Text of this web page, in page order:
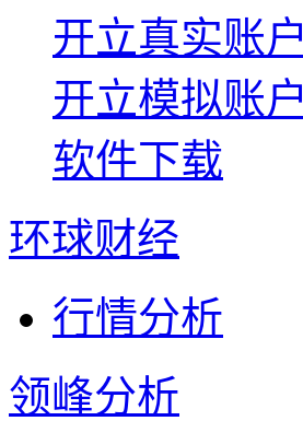
开立真实账户
开立模拟账户
软件下载
环球财经
行情分析
领峰分析